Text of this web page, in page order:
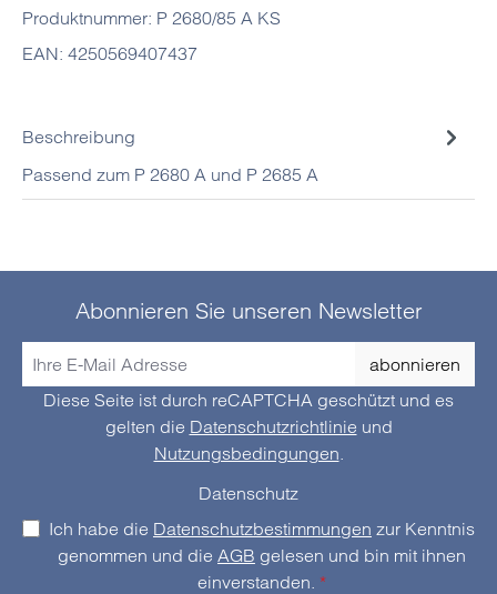
Produktnummer: P 2680/85 A KS
EAN: 4250569407437
Beschreibung
Passend zum P 2680 A und P 2685 A
Abonnieren Sie unseren Newsletter
abonnieren
Diese Seite ist durch reCAPTCHA geschützt und es
gelten die Datenschutzrichtlinie und
Nutzungsbedingungen.
Datenschutz
Ich habe die Datenschutzbestimmungen zur Kenntnis
genommen und die AGB gelesen und bin mit ihnen
einverstanden. *